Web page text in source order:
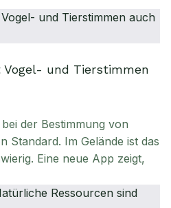
und Tierstimmen
der Bestimmung von
Standard. Im Gelände ist das
Eine neue App zeigt,